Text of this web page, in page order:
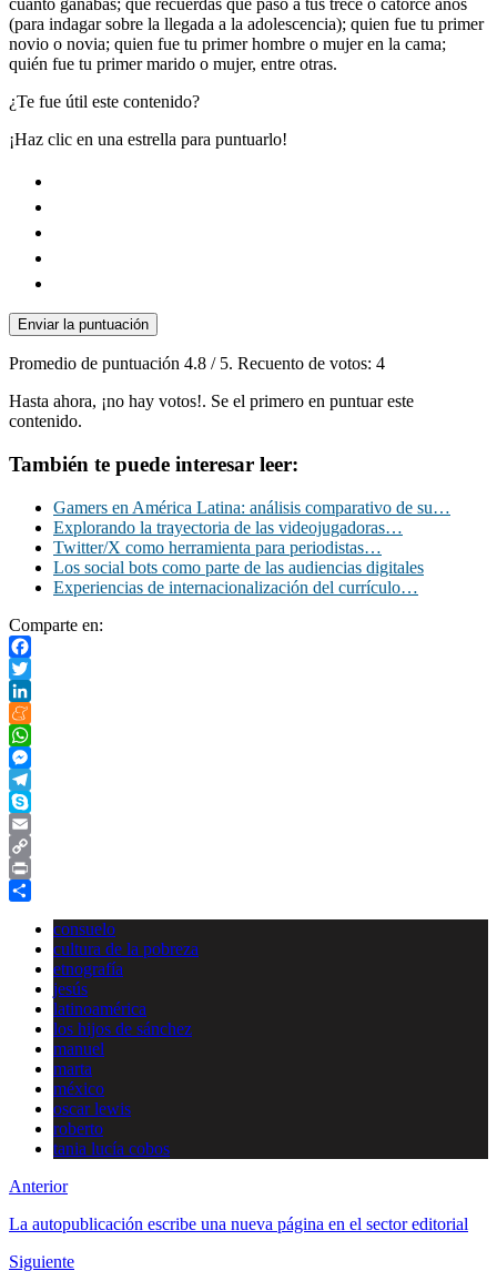
cuánto ganabas; qué recuerdas que pasó a tus trece o catorce años
(para indagar sobre la llegada a la adolescencia); quien fue tu primer
novio o novia; quien fue tu primer hombre o mujer en la cama;
quién fue tu primer marido o mujer, entre otras.
¿Te fue útil este contenido?
¡Haz clic en una estrella para puntuarlo!
Enviar la puntuación
Promedio de puntuación 4.8 / 5. Recuento de votos: 4
Hasta ahora, ¡no hay votos!. Se el primero en puntuar este
contenido.
También te puede interesar leer:
Gamers en América Latina: análisis comparativo de su…
Explorando la trayectoria de las videojugadoras…
Twitter/X como herramienta para periodistas…
Los social bots como parte de las audiencias digitales
Experiencias de internacionalización del currículo…
Comparte en:
Facebook
Twitter
LinkedIn
Meneame
WhatsApp
Messenger
Telegram
Skype
Email
Copy
Link
Print
consuelo
cultura de la pobreza
etnografía
jesús
latinoamérica
los hijos de sánchez
manuel
marta
méxico
oscar lewis
roberto
tania lucía cobos
Anterior
La autopublicación escribe una nueva página en el sector editorial
Siguiente